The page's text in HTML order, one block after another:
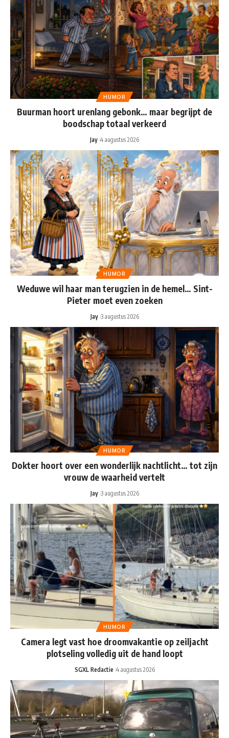
HUMOR
Buurman hoort urenlang gebonk… maar begrijpt de
boodschap totaal verkeerd
Jay 4 augustus 2026
HUMOR
Weduwe wil haar man terugzien in de hemel… Sint-
Pieter moet even zoeken
Jay 3 augustus 2026
HUMOR
Dokter hoort over een wonderlijk nachtlicht… tot zijn
vrouw de waarheid vertelt
Jay 3 augustus 2026
HUMOR
Camera legt vast hoe droomvakantie op zeiljacht
plotseling volledig uit de hand loopt
SGXL Redactie 4 augustus 2026